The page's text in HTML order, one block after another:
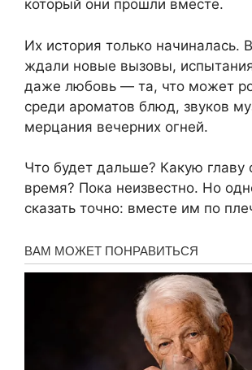
который они прошли вместе.
Их история только начиналась.
ждали новые вызовы,
даже любовь — та, что может
среди ароматов блюд, звуков
мерцания вечерних огней.
Что будет дальше? Какую главу
время? Пока неизвестно. Но
сказать точно: вместе им по